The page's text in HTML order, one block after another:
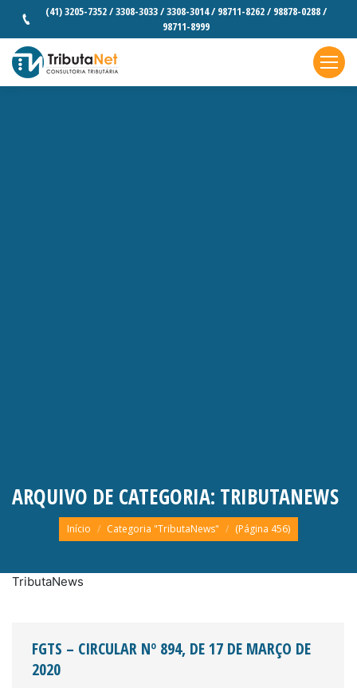
(41) 3205-7352 / 3308-3033 / 3308-3014 / 98711-8262 / 98878-0288 /
98711-8999
ARQUIVO DE CATEGORIA: TRIBUTANEWS
Você está aqui:
Início Categoria "TributaNews" (Página 456)
TributaNews
FGTS – CIRCULAR Nº 894, DE 17 DE MARÇO DE
2020